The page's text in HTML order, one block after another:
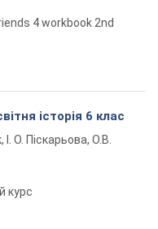
4 workbook 2nd
історія 6 клас
І. О. Піскарьова, О.В.
курс